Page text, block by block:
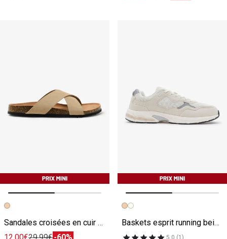
Image précédente
Image suivante
Sandales croisées en cuir suède beige
Image précédente
Image suivante
Baskets esprit running beige